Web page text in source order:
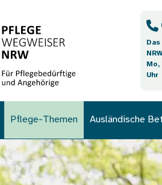
Mo,
Uhr
Pflege-Themen Ausländische